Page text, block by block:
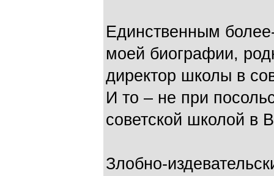
Единственным
моей биографии,
директор школы в
И то – не при
советской школой в
Злобно-